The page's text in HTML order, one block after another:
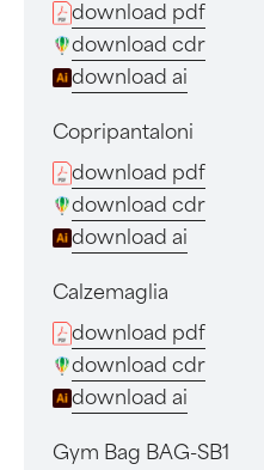
download pdf
download cdr
download ai
Copripantaloni
download pdf
download cdr
download ai
Calzemaglia
download pdf
download cdr
download ai
Gym Bag BAG-SB1